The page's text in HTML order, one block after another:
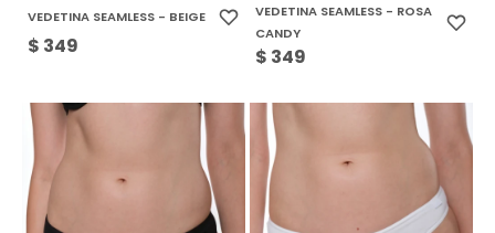
VEDETINA SEAMLESS - BEIGE
$ 349
VEDETINA SEAMLESS - ROSA
CANDY
$ 349